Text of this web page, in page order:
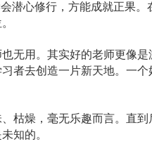
心修行，方能成就正果。
无用。其实好的老师更像是
者去创造一片新天地。一
枯燥，毫无乐趣而言。直到
知的。